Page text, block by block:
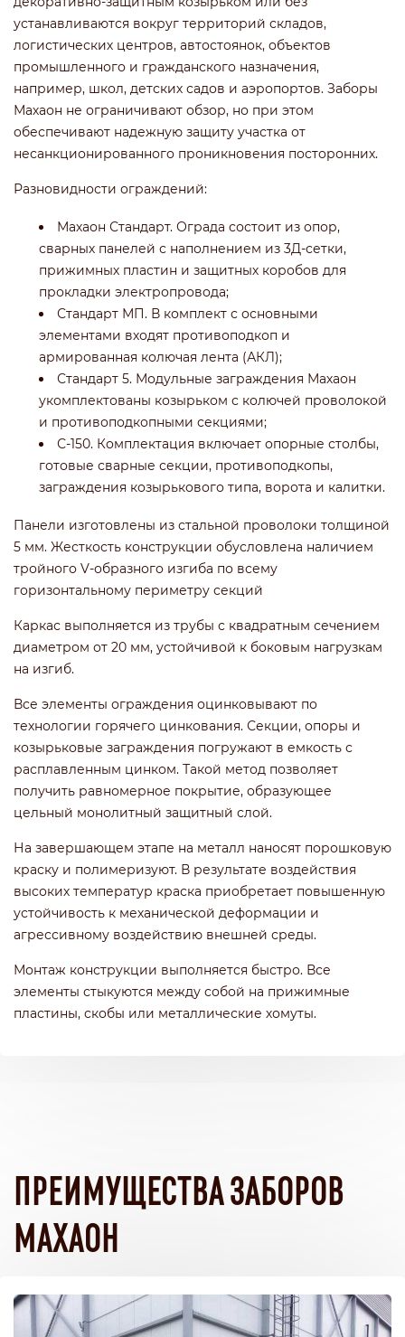
устанавливаются вокруг территорий складов,
логистических центров, автостоянок, объектов
промышленного и гражданского назначения,
например, школ, детских садов и аэропортов. Заборы
Махаон не ограничивают обзор, но при этом
обеспечивают надежную защиту участка от
несанкционированного проникновения посторонних.
Разновидности ограждений:
Махаон Стандарт. Ограда состоит из опор,
сварных панелей с наполнением из 3Д-сетки,
прижимных пластин и защитных коробов для
прокладки электропровода;
Стандарт МП. В комплект с основными
элементами входят противоподкоп и
армированная колючая лента (АКЛ);
Стандарт 5. Модульные заграждения Махаон
укомплектованы козырьком с колючей проволокой
и противоподкопными секциями;
С-150. Комплектация включает опорные столбы,
готовые сварные секции, противоподкопы,
заграждения козырькового типа, ворота и калитки.
Панели изготовлены из стальной проволоки толщиной
5 мм. Жесткость конструкции обусловлена наличием
тройного V-образного изгиба по всему
горизонтальному периметру секций
Каркас выполняется из трубы с квадратным сечением
диаметром от 20 мм, устойчивой к боковым нагрузкам
на изгиб.
Все элементы ограждения оцинковывают по
технологии горячего цинкования. Секции, опоры и
козырьковые заграждения погружают в емкость с
расплавленным цинком. Такой метод позволяет
получить равномерное покрытие, образующее
цельный монолитный защитный слой.
На завершающем этапе на металл наносят порошковую
краску и полимеризуют. В результате воздействия
высоких температур краска приобретает повышенную
устойчивость к механической деформации и
агрессивному воздействию внешней среды.
Монтаж конструкции выполняется быстро. Все
элементы стыкуются между собой на прижимные
пластины, скобы или металлические хомуты.
ПРЕИМУЩЕСТВА ЗАБОРОВ
МАХАОН